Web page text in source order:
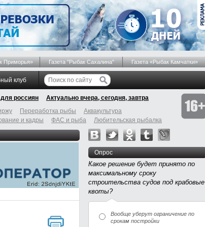
Приморья» Газета "Рыбак Сахалина" Газета «Рыбак Камчатки»
клуб
россиян
Актуально вчера, сегодня, завтра
Переработка рыбы
Аквакультура
и кадры ФАС и рыба Любительская рыбалка
Опрос
Какое решение будет принято по
максимальному сроку
строительства судов под крабовые
квоты?
Вообще уберут ограничение по
срокам постройки